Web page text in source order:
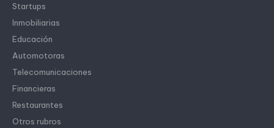
Startups
Inmobiliarias
Educación
Automotoras
Telecomunicaciones
Financieras
Restaurantes
Otros rubros